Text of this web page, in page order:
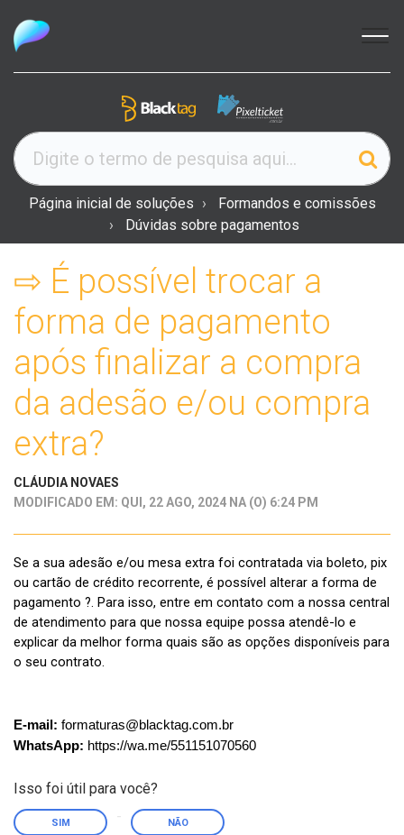
Página inicial de soluções
Formandos e comissões
Dúvidas sobre pagamentos
⇨ É possível trocar a
forma de pagamento
após finalizar a compra
da adesão e/ou compra
extra?
CLÁUDIA NOVAES
MODIFICADO EM: QUI, 22 AGO, 2024 NA (O) 6:24 PM
Se a sua adesão e/ou mesa extra foi contratada via boleto, pix
ou cartão de crédito recorrente, é possível alterar a forma de
pagamento ?. Para isso, entre em contato com a nossa central
de atendimento para que nossa equipe possa atendê-lo e
explicar da melhor forma quais são as opções disponíveis para
o seu contrato.
E-mail: formaturas@blacktag.com.br
WhatsApp: https://wa.me/551151070560
Isso foi útil para você?
SIM NÃO